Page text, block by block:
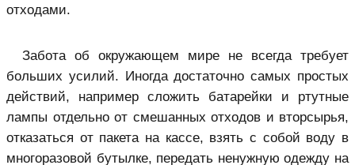
отходами.
Забота об окружающем мире не всегда требует
больших усилий. Иногда достаточно самых простых
действий, например сложить батарейки и ртутные
лампы отдельно от смешанных отходов и вторсырья,
отказаться от пакета на кассе, взять с собой воду в
многоразовой бутылке, передать ненужную одежду на